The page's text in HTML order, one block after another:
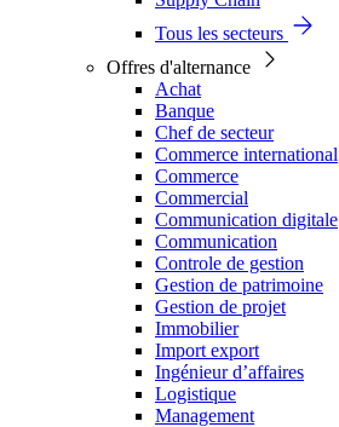
Tous les secteurs
Offres d'alternance
Achat
Banque
Chef de secteur
Commerce international
Commerce
Commercial
Communication digitale
Communication
Controle de gestion
Gestion de patrimoine
Gestion de projet
Immobilier
Import export
Ingénieur d’affaires
Logistique
Management